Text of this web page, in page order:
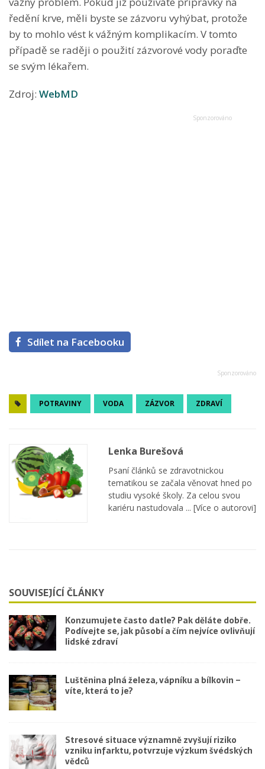
ředění krve, měli byste se zázvoru vyhýbat, protože
by to mohlo vést k vážným komplikacím. V tomto
případě se raději o použití zázvorové vody poraďte
se svým lékařem.
Zdroj: WebMD
Sdílet na Facebooku
POTRAVINY VODA ZÁZVOR ZDRAVÍ
Lenka Burešová
Psaní článků se zdravotnickou
tematikou se začala věnovat hned po
studiu vysoké školy. Za celou svou
kariéru nastudovala ... [Více o autorovi]
SOUVISEJÍCÍ ČLÁNKY
Konzumujete často datle? Pak děláte dobře.
Podívejte se, jak působí a čím nejvíce ovlivňují
lidské zdraví
Luštěnina plná železa, vápníku a bílkovin –
víte, která to je?
Stresové situace významně zvyšují riziko
vzniku infarktu, potvrzuje výzkum švédských
vědců